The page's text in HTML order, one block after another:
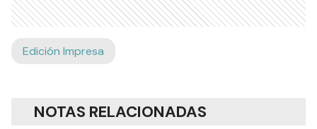
Edición Impresa
NOTAS RELACIONADAS